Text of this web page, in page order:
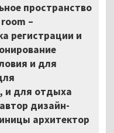
пространство
–
регистрации и
и для
и для отдыха
дизайн-
архитектор